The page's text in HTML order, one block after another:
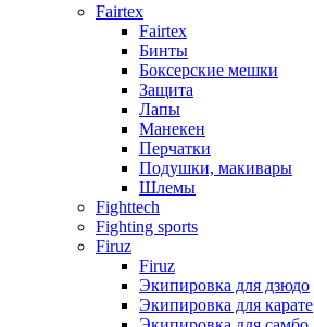
Fairtex
Fairtex
Бинты
Боксерские мешки
Защита
Лапы
Манекен
Перчатки
Подушки, макивары
Шлемы
Fighttech
Fighting sports
Firuz
Firuz
Экипировка для дзюдо
Экипировка для карате